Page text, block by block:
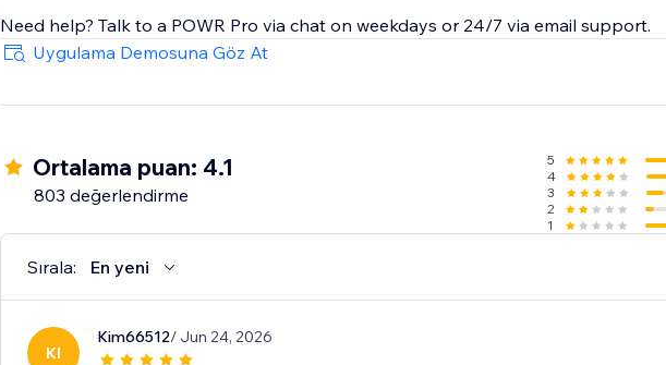
Need help? Talk to a POWR Pro via chat on weekdays or 24/7 via email support.
Uygulama Demosuna Göz At
Ortalama puan: 4.1
803 değerlendirme
5
4
3
2
1
Sırala: En yeni
KI
Kim66512/ Jun 24, 2026